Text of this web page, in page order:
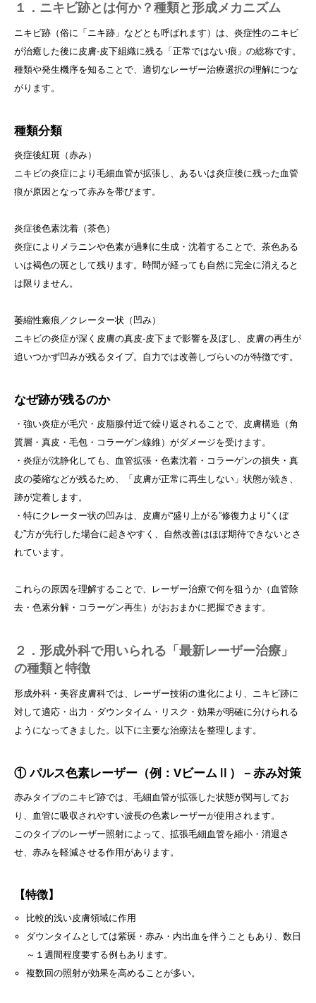
１．ニキビ跡とは何か？種類と形成メカニズム
ニキビ跡（俗に「ニキ跡」などとも呼ばれます）は、炎症性のニキビ
が治癒した後に皮膚‐皮下組織に残る「正常ではない痕」の総称です。
種類や発生機序を知ることで、適切なレーザー治療選択の理解につな
がります。
種類分類
炎症後紅斑（赤み）
ニキビの炎症により毛細血管が拡張し、あるいは炎症後に残った血管
痕が原因となって赤みを帯びます。
炎症後色素沈着（茶色）
炎症によりメラニンや色素が過剰に生成・沈着することで、茶色ある
いは褐色の斑として残ります。時間が経っても自然に完全に消えると
は限りません。
萎縮性瘢痕／クレーター状（凹み）
ニキビの炎症が深く皮膚の真皮‐皮下まで影響を及ぼし、皮膚の再生が
追いつかず凹みが残るタイプ。自力では改善しづらいのが特徴です。
なぜ跡が残るのか
・強い炎症が毛穴・皮脂腺付近で繰り返されることで、皮膚構造（角
質層・真皮・毛包・コラーゲン線維）がダメージを受けます。
・炎症が沈静化しても、血管拡張・色素沈着・コラーゲンの損失・真
皮の萎縮などが残るため、「皮膚が正常に再生しない」状態が続き、
跡が定着します。
・特にクレーター状の凹みは、皮膚が“盛り上がる”修復力より“くぼ
む”方が先行した場合に起きやすく、自然改善はほぼ期待できないとさ
れています。
これらの原因を理解することで、レーザー治療で何を狙うか（血管除
去・色素分解・コラーゲン再生）がおおまかに把握できます。
２．形成外科で用いられる「最新レーザー治療」
の種類と特徴
形成外科・美容皮膚科では、レーザー技術の進化により、ニキビ跡に
対して適応・出力・ダウンタイム・リスク・効果が明確に分けられる
ようになってきました。以下に主要な治療法を整理します。
① パルス色素レーザー（例：VビームⅡ）－赤み対策
赤みタイプのニキビ跡では、毛細血管が拡張した状態が関与してお
り、血管に吸収されやすい波長の色素レーザーが使用されます。
このタイプのレーザー照射によって、拡張毛細血管を縮小・消退さ
せ、赤みを軽減させる作用があります。
【特徴】
比較的浅い皮膚領域に作用
ダウンタイムとしては紫斑・赤み・内出血を伴うこともあり、数日
～１週間程度要する例もあります。
複数回の照射が効果を高めることが多い。